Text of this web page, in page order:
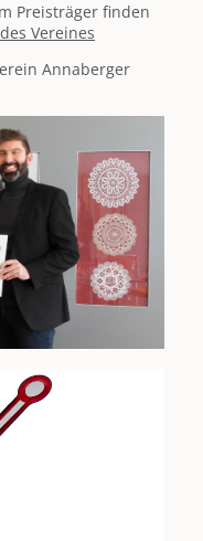
Preisträger finden
Vereines
Annaberger